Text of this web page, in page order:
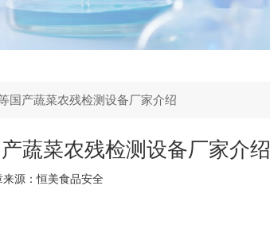
国产蔬菜农残检测设备厂家介绍
蔬菜农残检测设备厂家介绍
来源：恒美食品安全